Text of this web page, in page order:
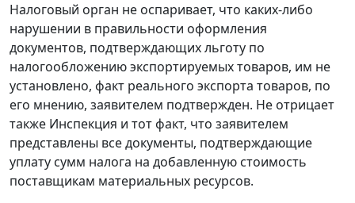
Налоговый орган не оспаривает, что каких-либо
нарушении в правильности оформления
документов, подтверждающих льготу по
налогообложению экспортируемых товаров, им не
установлено, факт реального экспорта товаров, по
его мнению, заявителем подтвержден. Нe отрицает
также Инспекция и тот факт, что заявителем
представлены все документы, подтверждающие
уплату сумм налога на добавленную стоимость
поставщикам материальных ресурсов.